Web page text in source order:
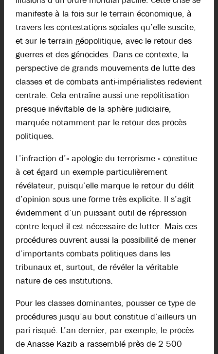
manifeste à la fois sur le terrain économique, à
travers les contestations sociales qu’elle suscite,
et sur le terrain géopolitique, avec le retour des
guerres et des génocides. Dans ce contexte, la
perspective de grands mouvements de lutte des
classes et de combats anti-impérialistes redevient
centrale. Cela entraîne aussi une repolitisation
presque inévitable de la sphère judiciaire,
marquée notamment par le retour des procès
politiques.
L’infraction d’« apologie du terrorisme » constitue
à cet égard un exemple particulièrement
révélateur, puisqu’elle marque le retour du délit
d’opinion sous une forme très explicite. Il s’agit
évidemment d’un puissant outil de répression
contre lequel il est nécessaire de lutter. Mais ces
procédures ouvrent aussi la possibilité de mener
d’importants combats politiques dans les
tribunaux et, surtout, de révéler la véritable
nature de ces institutions.
Pour les classes dominantes, pousser ce type de
procédures jusqu’au bout constitue d’ailleurs un
pari risqué. L’an dernier, par exemple, le procès
de Anasse Kazib a rassemblé près de 2 500